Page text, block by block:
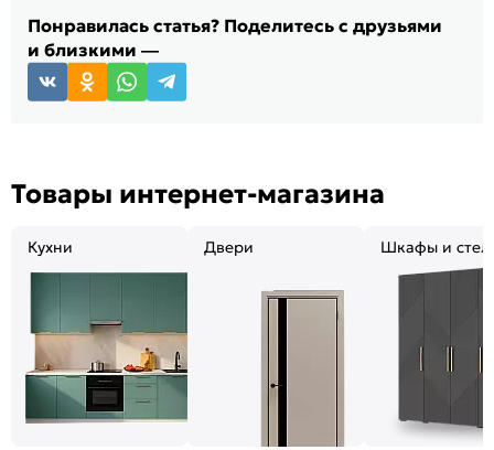
Понравилась статья? Поделитесь с друзьями
и близкими —
Товары интернет-магазина
Кухни Двери Шкафы и